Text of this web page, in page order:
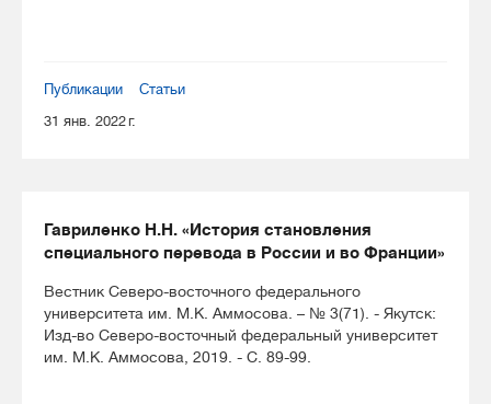
Публикации
Статьи
31 янв. 2022 г.
Гавриленко Н.Н. «История становления
специального перевода в России и во Франции»
Вестник Северо-восточного федерального
университета им. М.К. Аммосова. – № 3(71). - Якутск:
Изд-во Северо-восточный федеральный университет
им. М.К. Аммосова, 2019. - С. 89-99.